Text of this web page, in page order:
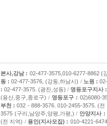
본사,강남 : 02-477-3575,010-6277-8862 (
동 :02-477-3576, (강동,하남시) / 노원 :
: 02-477-3575. (광진,성동) / 영등포구지사
(용산,중구,종로구) / 영등포구 : 02)6080-
부천 :032 - 888-3576. 010-2455-3575. (전
3575 (구리,남양주,양평,가평,) / 안양지사 :
(전 지역) / 용인(지사모집) : 010-4221-